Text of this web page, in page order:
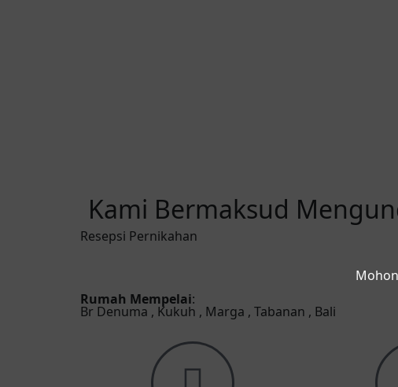
Kami Bermaksud
Resepsi Pernikahan
Rumah Mempelai:
Br Denuma , Kukuh , Marga , Tabanan , Bali